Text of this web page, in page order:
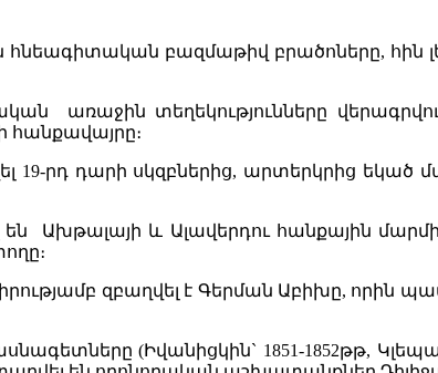
հնեագիտական բազմաթիվ բրածոները, հին
առաջին տեղեկությունները
հանքավայրը։
19-րդ դարի սկզբներից, արտերկրից եկած
են Ախթալայի և Ալավերդու հանքային
զբաղվել է Գերման Աբիխը, որին
(Իվանիցկին` 1851-1852թթ,